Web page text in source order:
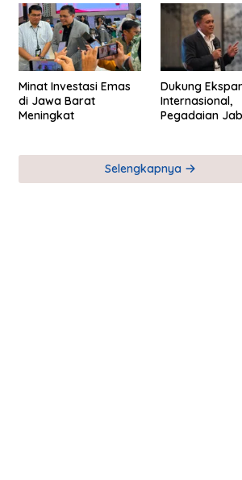
UMKM
Global Industri
Minat Investasi Emas
di Jawa Barat
Meningkat
Dukung
Internasional,
Pegadaian
Pegadaian
Leste
Selengkapnya